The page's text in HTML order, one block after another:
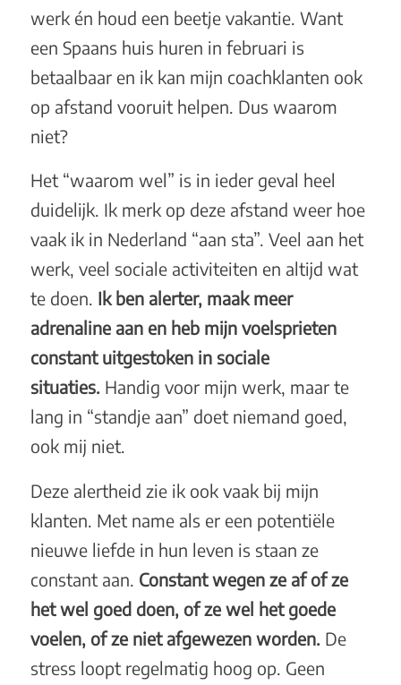
werk én houd een beetje vakantie. Want
een Spaans huis huren in februari is
betaalbaar en ik kan mijn coachklanten ook
op afstand vooruit helpen. Dus waarom
niet?
Het “waarom wel” is in ieder geval heel
duidelijk. Ik merk op deze afstand weer hoe
vaak ik in Nederland “aan sta”. Veel aan het
werk, veel sociale activiteiten en altijd wat
te doen. Ik ben alerter, maak meer
adrenaline aan en heb mijn voelsprieten
constant uitgestoken in sociale
situaties.Handig voor mijn werk, maar te
lang in “standje aan” doet niemand goed,
ook mij niet.
Deze alertheid zie ik ook vaak bij mijn
klanten. Met name als er een potentiële
nieuwe liefde in hun leven is staan ze
constant aan. Constant wegen ze af of ze
het wel goed doen, of ze wel het goede
voelen, of ze niet afgewezen worden. De
stress loopt regelmatig hoog op. Geen